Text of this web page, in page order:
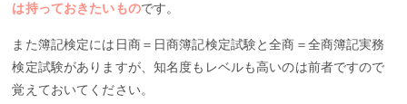
は持っておきたいものです。
また簿記検定には日商＝日商簿記検定試験と全商＝全商簿記実務
検定試験がありますが、知名度もレベルも高いのは前者ですので
覚えておいてください。